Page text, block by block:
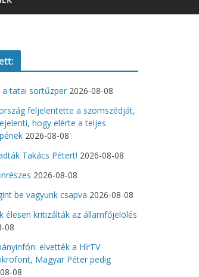
a tatai sortűzper 2026-08-08
feljelentette a szomszédját,
hogy elérte a teljes
2026-08-08
Takács Pétert! 2026-08-08
2026-08-08
be vagyunk csapva 2026-08-08
élesen kritizálták az államfőjelölés
08
elvették a HírTV
Magyar Péter pedig
08